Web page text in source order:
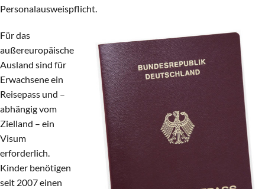
Personalausweispflicht.
Für das
außereuropäische
Ausland sind für
Erwachsene ein
Reisepass und –
abhängig vom
Zielland – ein
Visum
erforderlich.
Kinder benötigen
seit 2007 einen